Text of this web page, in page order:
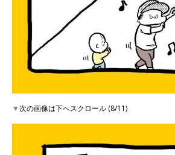
▼次の画像は下へスクロール (8/11)